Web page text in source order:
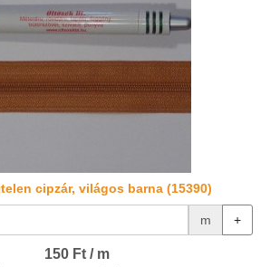
cipzár, világos barna (15390)
m +
150 Ft / m